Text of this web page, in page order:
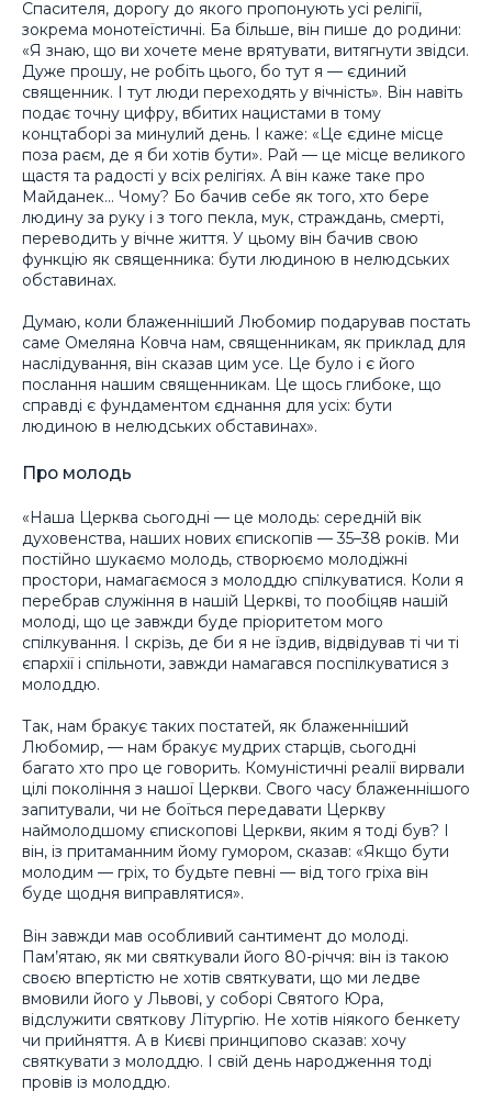
Спасителя, дорогу до якого пропонують усі релігії,
зокрема монотеїстичні. Ба більше, він пише до родини:
«Я знаю, що ви хочете мене врятувати, витягнути звідси.
Дуже прошу, не робіть цього, бо тут я — єдиний
священник. І тут люди переходять у вічність». Він навіть
подає точну цифру, вбитих нацистами в тому
концтаборі за минулий день. І каже: «Це єдине місце
поза раєм, де я би хотів бути». Рай — це місце великого
щастя та радості у всіх релігіях. А він каже таке про
Майданек… Чому? Бо бачив себе як того, хто бере
людину за руку і з того пекла, мук, страждань, смерті,
переводить у вічне життя. У цьому він бачив свою
функцію як священника: бути людиною в нелюдських
обставинах.
Думаю, коли блаженніший Любомир подарував постать
саме Омеляна Ковча нам, священникам, як приклад для
наслідування, він сказав цим усе. Це було і є його
послання нашим священникам. Це щось глибоке, що
справді є фундаментом єднання для усіх: бути
людиною в нелюдських обставинах».
Про молодь
«Наша Церква сьогодні — це молодь: середній вік
духовенства, наших нових єпископів — 35–38 років. Ми
постійно шукаємо молодь, створюємо молодіжні
простори, намагаємося з молоддю спілкуватися. Коли я
перебрав служіння в нашій Церкві, то пообіцяв нашій
молоді, що це завжди буде пріоритетом мого
спілкування. І скрізь, де би я не їздив, відвідував ті чи ті
єпархії і спільноти, завжди намагався поспілкуватися з
молоддю.
Так, нам бракує таких постатей, як блаженніший
Любомир, — нам бракує мудрих старців, сьогодні
багато хто про це говорить. Комуністичні реалії вирвали
цілі покоління з нашої Церкви. Свого часу блаженнішого
запитували, чи не боїться передавати Церкву
наймолодшому єпископові Церкви, яким я тоді був? І
він, із притаманним йому гумором, сказав: «Якщо бути
молодим — гріх, то будьте певні — від того гріха він
буде щодня виправлятися».
Він завжди мав особливий сантимент до молоді.
Пам’ятаю, як ми святкували його 80-річчя: він із такою
своєю впертістю не хотів святкувати, що ми ледве
вмовили його у Львові, у соборі Святого Юра,
відслужити святкову Літургію. Не хотів ніякого бенкету
чи прийняття. А в Києві принципово сказав: хочу
святкувати з молоддю. І свій день народження тоді
провів із молоддю.